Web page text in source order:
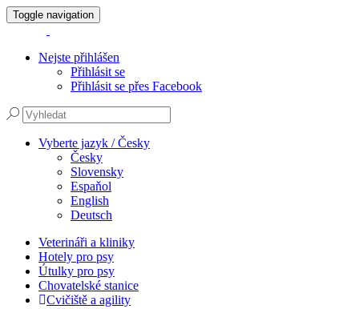
Toggle navigation
Nejste přihlášen
Přihlásit se
Přihlásit se přes Facebook
Vyberte jazyk / Česky
Česky
Slovensky
Espaňol
English
Deutsch
Veterináři a kliniky
Hotely pro psy
Útulky pro psy
Chovatelské stanice
Cvičiště a agility